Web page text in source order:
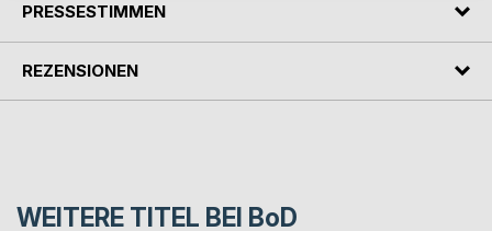
PRESSESTIMMEN
REZENSIONEN
WEITERE TITEL BEI BoD